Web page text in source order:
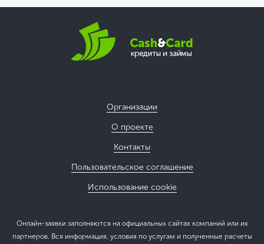
Организации
О проекте
Контакты
Пользовательское соглашение
Использование cookie
Онлайн-заявки заполняются на официальных сайтах компаний или их
партнеров. Вся информация, условия по услугам и полученные расчеты